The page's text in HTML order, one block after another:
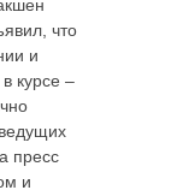
что
и
курсе –
пресс
и